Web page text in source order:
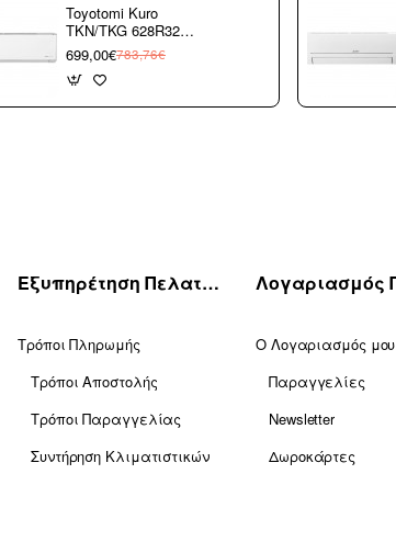
Toyotomi Kuro
TKN/TKG 628R32
9.000 btu/h
A+++/A+++ με WiFi
(3 άτοκες δόσεις)
699,00€783,76€
Εξυπηρέτηση Πελατών
Τρόποι Πληρωμής
Τρόποι Αποστολής
Τρόποι Παραγγελίας
Συντήρηση Κλιματιστικών
Ο Λογαριασμός μου
Παραγγελίες
Newsletter
Δωροκάρτες